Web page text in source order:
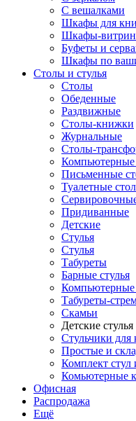
С вешалками
Шкафы для
Шкафы-
Буфеты и
Шкафы по
Столы и стулья
Столы
Обеденные
Раздвижные
Столы-книжки
Журнальные
Столы-
Компьютерные
Письменные
Туалетные
Придиванные
Детские
Стулья
Стулья
Табуреты
Барные стулья
Компьютерные
Табуреты-
Скамьи
Детские стулья
Стульчики для
Простые и
Комплект стул
Комьютерные
Офисная
Распродажа
Eщё